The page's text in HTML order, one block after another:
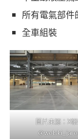
所有電氣部件
全車組裝
圖片來源：X